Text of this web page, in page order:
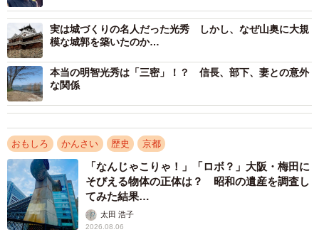
らだ。
「ときは今！明智光秀、ここに見参！」
「敵は本能寺にあり！」
お金が足りないときには、各場所によって隠しフレーズ
ぃ！！」「ひろこどの…」と叫ぶ設定になっていた。
もちろん、光秀がNHK大河ドラマ「麒麟（きりん）がく
る」の主人公になり、脚光を浴びるようになったことを受
けてのものだった。今年に入ってからはさらに力を入れ、
実は城づくりの名人だった光秀 しかし、なぜ山奥に大規
模な城郭を築いたのか…
本当の明智光秀は「三密」！？ 信長、部下、妻との意外
な関係
おもしろ かんさい 歴史 京都
「なんじゃこりゃ！」「ロボ？」大阪・梅田に
そびえる物体の正体は？ 昭和の遺産を調査し
てみた結果…
太田 浩子
2026.08.06